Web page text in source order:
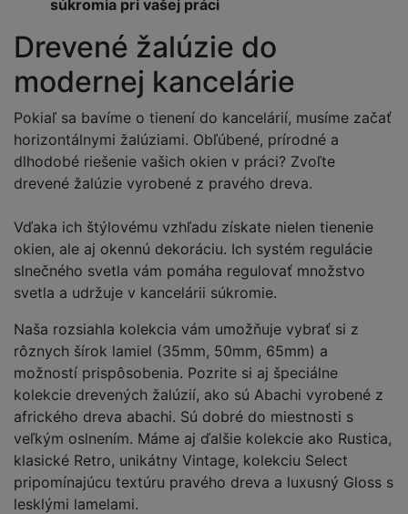
súkromia pri vašej práci
Drevené žalúzie do
modernej kancelárie
Pokiaľ sa bavíme o tienení do kancelárií, musíme začať
horizontálnymi žalúziami. Obľúbené, prírodné a
dlhodobé riešenie vašich okien v práci? Zvoľte
drevené žalúzie vyrobené z pravého dreva.
Vďaka ich štýlovému vzhľadu získate nielen tienenie
okien, ale aj okennú dekoráciu. Ich systém regulácie
slnečného svetla vám pomáha regulovať množstvo
svetla a udržuje v kancelárii súkromie.
Naša rozsiahla kolekcia vám umožňuje vybrať si z
rôznych šírok lamiel (35mm, 50mm, 65mm) a
možností prispôsobenia. Pozrite si aj špeciálne
kolekcie drevených žalúzií, ako sú Abachi vyrobené z
afrického dreva abachi. Sú dobré do miestnosti s
veľkým oslnením. Máme aj ďalšie kolekcie ako Rustica,
klasické Retro, unikátny Vintage, kolekciu Select
pripomínajúcu textúru pravého dreva a luxusný Gloss s
lesklými lamelami.